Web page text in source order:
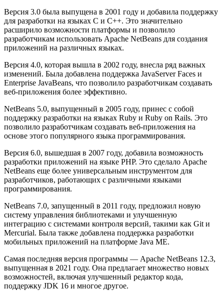
Версия 3.0 была выпущена в 2001 году и добавила поддержку
для разработки на языках C и C++. Это значительно
расширило возможности платформы и позволило
разработчикам использовать Apache NetBeans для создания
приложений на различных языках.
Версия 4.0, которая вышла в 2002 году, внесла ряд важных
изменений. Была добавлена поддержка JavaServer Faces и
Enterprise JavaBeans, что позволило разработчикам создавать
веб-приложения более эффективно.
NetBeans 5.0, выпущенный в 2005 году, принес с собой
поддержку разработки на языках Ruby и Ruby on Rails. Это
позволило разработчикам создавать веб-приложения на
основе этого популярного языка программирования.
Версия 6.0, вышедшая в 2007 году, добавила возможность
разработки приложений на языке PHP. Это сделало Apache
NetBeans еще более универсальным инструментом для
разработчиков, работающих с различными языками
программирования.
NetBeans 7.0, запущенный в 2011 году, предложил новую
систему управления библиотеками и улучшенную
интеграцию с системами контроля версий, такими как Git и
Mercurial. Была также добавлена поддержка разработки
мобильных приложений на платформе Java ME.
Самая последняя версия программы — Apache NetBeans 12.3,
выпущенная в 2021 году. Она предлагает множество новых
возможностей, включая улучшенный редактор кода,
поддержку JDK 16 и многое другое.